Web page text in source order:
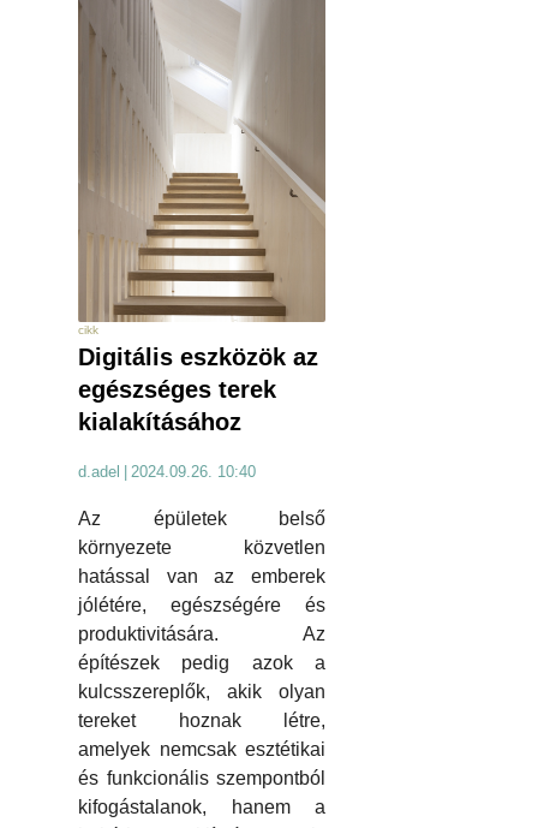
cikk
Digitális eszközök az
egészséges terek
kialakításához
d.adel | 2024.09.26. 10:40
Az épületek belső
környezete közvetlen
hatással van az emberek
jólétére, egészségére és
produktivitására. Az
építészek pedig azok a
kulcsszereplők, akik olyan
tereket hoznak létre,
amelyek nemcsak esztétikai
és funkcionális szempontból
kifogástalanok, hanem a